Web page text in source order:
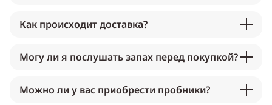
Как происходит доставка?
Могу ли я послушать запах перед покупкой?
Можно ли у вас приобрести пробники?